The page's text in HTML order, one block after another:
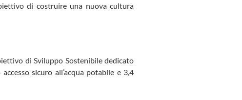
di costruire una nuova cultura
di Sviluppo Sostenibile dedicato
sicuro all’acqua potabile e 3,4